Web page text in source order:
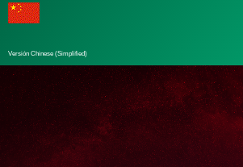
Versión Chinese (Simplified)